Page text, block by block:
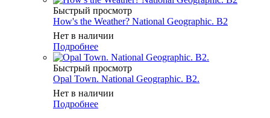
Быстрый просмотр
How's the Weather? National Geographic. B2
Нет в наличии
Подробнее
Быстрый просмотр
Opal Town. National Geographic. B2.
Нет в наличии
Подробнее